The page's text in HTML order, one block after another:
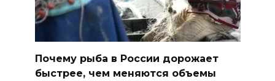
Почему рыба в России дорожает
быстрее, чем меняются объемы